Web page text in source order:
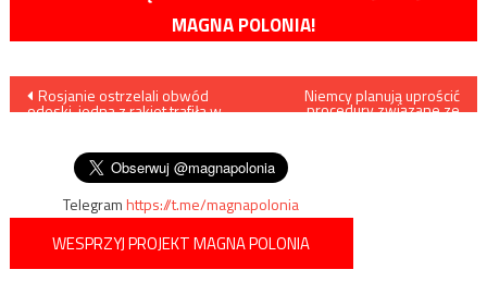
MAGNA POLONIA!
Nawigacja
Rosjanie ostrzelali obwód
odeski, jedna z rakiet trafiła w
Niemcy planują uprościć
procedury związane ze
Telegramhttps://t.me/magnapolonia
WESPRZYJ PROJEKT MAGNA POLONIA